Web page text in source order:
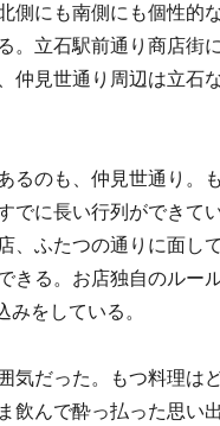
側にも南側にも個性的
。立石駅前通り商店街
仲見世通り周辺は立石
るのも、仲見世通り。
でに長い行列ができて
、ふたつの通りに面し
きる。お店独自のルー
をしている。
気だった。もつ料理は
飲んで酔っ払った思い